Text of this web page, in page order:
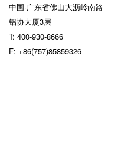
中国·广东省佛山大沥岭南路
铝协大厦3层
T: 400-930-8666
F: +86(757)85859326